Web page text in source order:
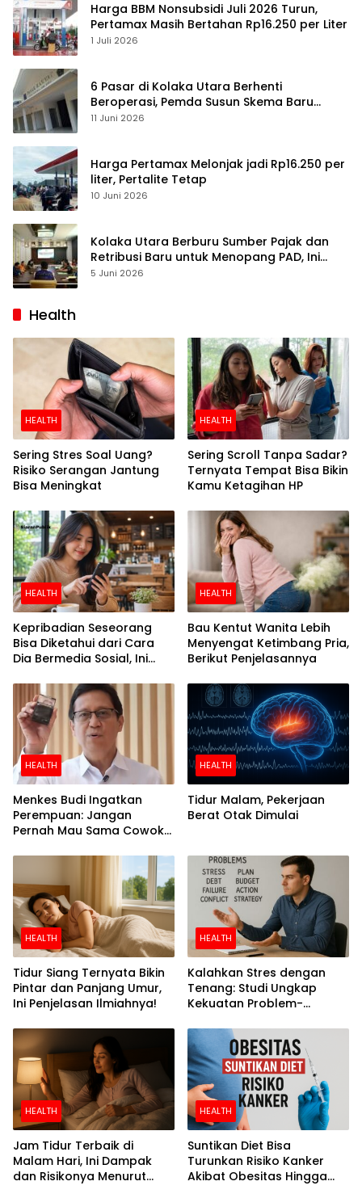
Harga BBM Nonsubsidi Juli 2026 Turun,
Pertamax Masih Bertahan Rp16.250 per Liter
1 Juli 2026
6 Pasar di Kolaka Utara Berhenti
Beroperasi, Pemda Susun Skema Baru
Pulihkan Perdagangan
11 Juni 2026
Harga Pertamax Melonjak jadi Rp16.250 per
liter, Pertalite Tetap
10 Juni 2026
Kolaka Utara Berburu Sumber Pajak dan
Retribusi Baru untuk Menopang PAD, Ini
Daftarnya
5 Juni 2026
Health
HEALTH
Sering Stres Soal Uang?
Risiko Serangan Jantung
Bisa Meningkat
HEALTH
Sering Scroll Tanpa Sadar?
Ternyata Tempat Bisa Bikin
Kamu Ketagihan HP
HEALTH
Kepribadian Seseorang
Bisa Diketahui dari Cara
Dia Bermedia Sosial, Ini
HEALTH
Bau Kentut Wanita Lebih
Menyengat Ketimbang Pria,
Berikut Penjelasannya
HEALTH
Menkes Budi Ingatkan
Perempuan: Jangan
Pernah Mau Sama Cowok
HEALTH
Tidur Malam, Pekerjaan
Berat Otak Dimulai
HEALTH
Tidur Siang Ternyata Bikin
Pintar dan Panjang Umur,
Ini Penjelasan Ilmiahnya!
HEALTH
Kalahkan Stres dengan
Tenang: Studi Ungkap
Kekuatan Problem-
HEALTH
Jam Tidur Terbaik di
Malam Hari, Ini Dampak
dan Risikonya Menurut
HEALTH
Suntikan Diet Bisa
Turunkan Risiko Kanker
Akibat Obesitas Hingga